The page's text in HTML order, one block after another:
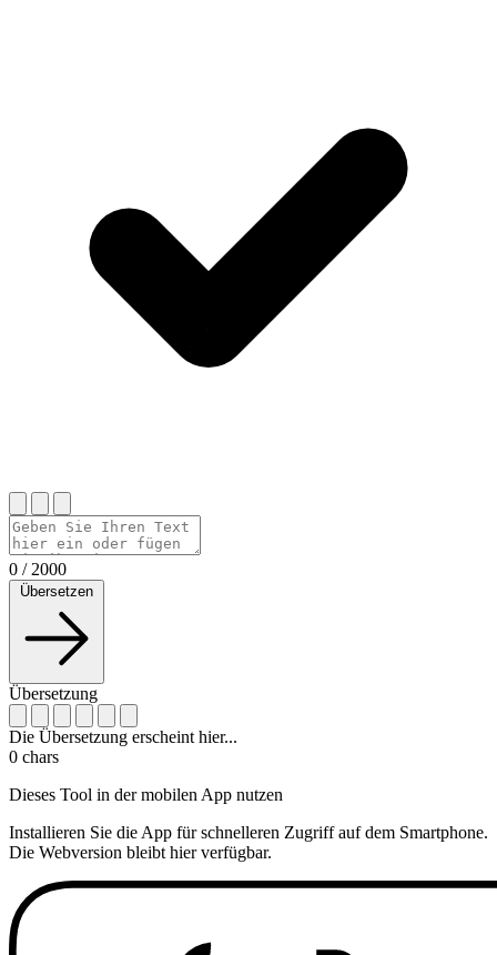
0 / 2000
Übersetzen
Übersetzung
Die Übersetzung erscheint hier...
0 chars
Dieses Tool in der mobilen App nutzen
Installieren Sie die App für schnelleren Zugriff auf dem Smartphone.
Die Webversion bleibt hier verfügbar.